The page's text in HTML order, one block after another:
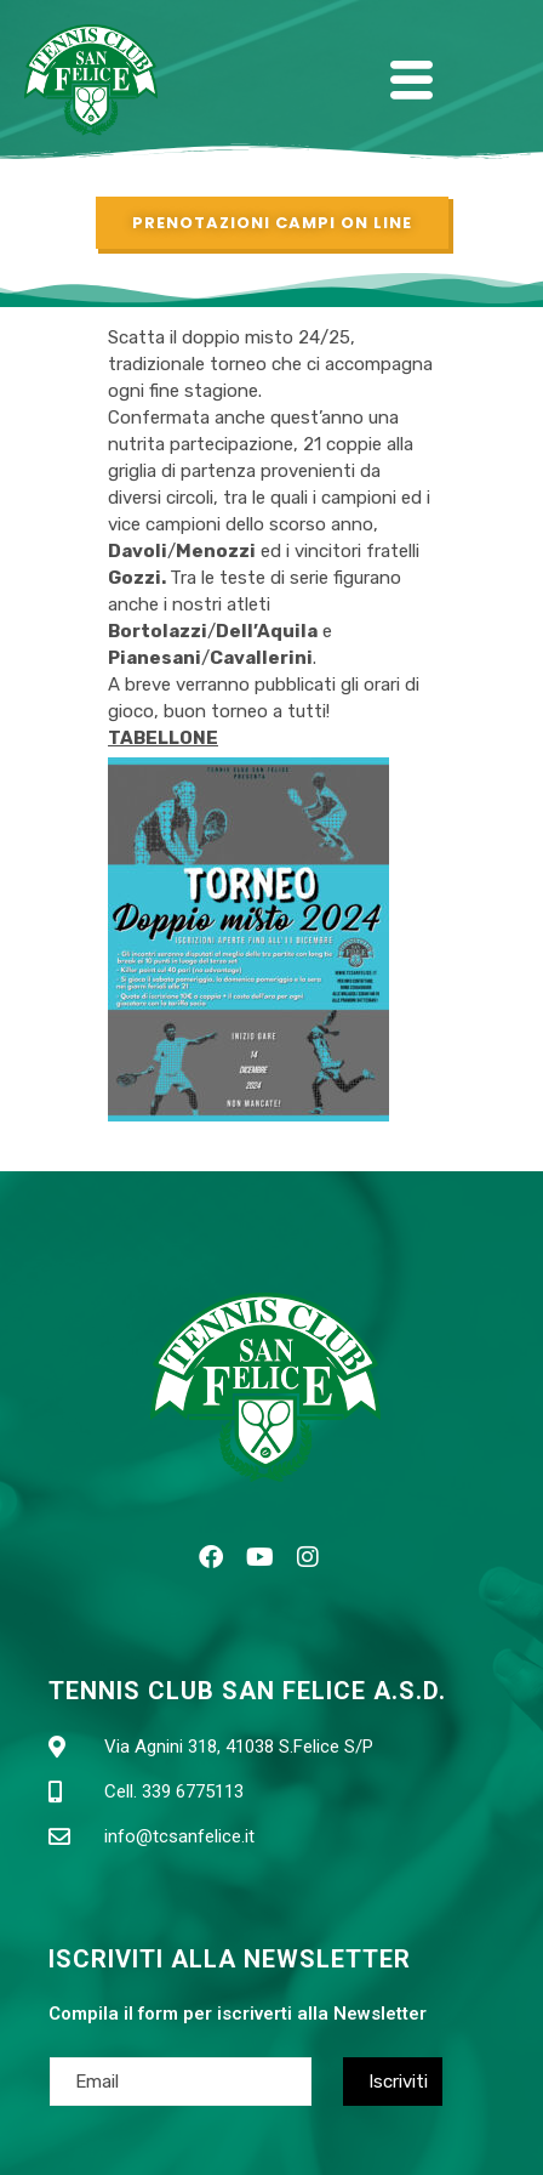
PRENOTAZIONI CAMPI ON LINE
Scatta il doppio misto 24/25,
tradizionale torneo che ci accompagna
ogni fine stagione.
Confermata anche quest’anno una
nutrita partecipazione, 21 coppie alla
griglia di partenza provenienti da
diversi circoli, tra le quali i campioni ed i
vice campioni dello scorso anno,
Davoli/Menozzi ed i vincitori fratelli
Gozzi. Tra le teste di serie figurano
anche i nostri atleti
Bortolazzi/Dell’Aquila e
Pianesani/Cavallerini.
A breve verranno pubblicati gli orari di
gioco, buon torneo a tutti!
TABELLONE
TENNIS CLUB SAN FELICE A.S.D.
Via Agnini 318, 41038 S.Felice S/P
Cell. 339 6775113
info@tcsanfelice.it
ISCRIVITI ALLA NEWSLETTER
Compila il form per iscriverti alla Newsletter